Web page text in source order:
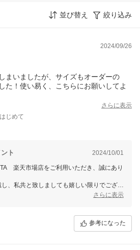
並び替え 絞り込み
2024/09/26
まいましたが、サイズもオーダーの
た！使い易く、こちらにお願いしてよ
さらに表示
じめて
ト 2024/10/01
楽天市場店をご利用いただき、誠にあり
、私共と致しましても嬉しい限りでござい
さらに表示
参考になった